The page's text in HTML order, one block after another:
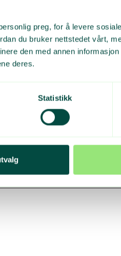
preg, for å levere
du bruker nettstedet vårt,
den med annen
deres.
Statistikk
Moss-Såstad
B1 Garasje
city
Merinokvartalet
Bryggekanten 21
Haukåsen skole
2